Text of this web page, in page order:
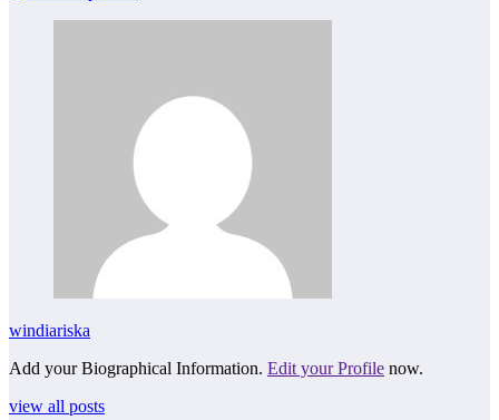
windiariska
Add your Biographical Information. Edit your Profile now.
view all posts